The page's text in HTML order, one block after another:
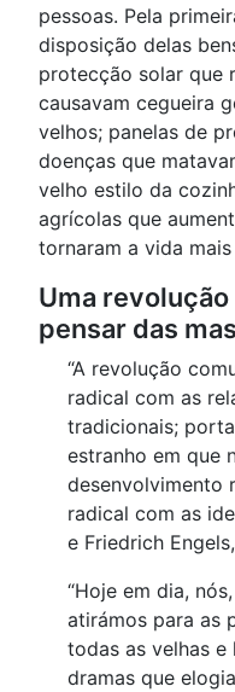
pessoas. Pela
disposição delas
protecção solar que
causavam cegueira
velhos; panelas de
doenças que
velho estilo da
agrícolas que
tornaram a vida
Uma
pensar das
“A revolução
radical com as
tradicionais;
estranho em que
desenvolvimento
radical com as
e Friedrich
“Hoje em dia,
atirámos para as
todas as velhas e
dramas que